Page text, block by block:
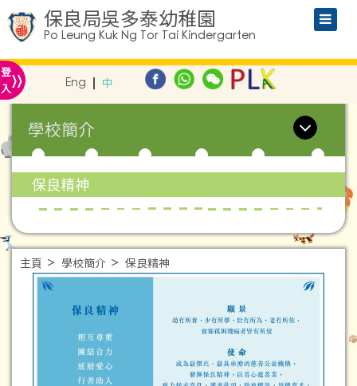
保良局吳多泰幼稚園
Po Leung Kuk Ng Tor Tai Kindergarten
登
入» Eng 中
學校簡介
保良精神
主頁 學校簡介 保良精神